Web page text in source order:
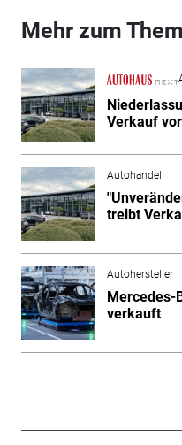
Mehr zum
Verkauf
Autohandel
treibt
Autohersteller
Mercedes-
verkauft